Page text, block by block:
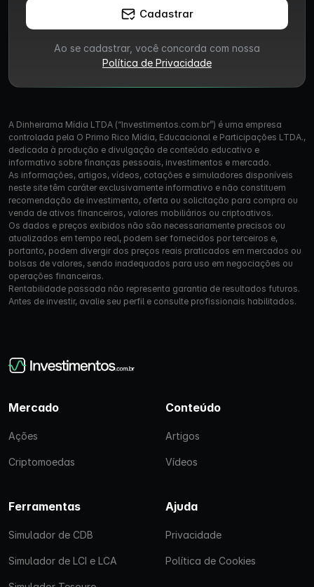
Cadastrar
Ao se cadastrar, você concorda com nossa
Política de Privacidade
A Dinheirama Mídia LTDA (“Investimentos.com.br”) é uma empresa
controlada pela O Primo Rico Mídia, Educacional e Participações LTDA.,
dedicada à produção e divulgação de conteúdo educativo e
informativo sobre finanças pessoais, investimentos e mercado.
As informações, artigos, vídeos, cotações e simuladores disponíveis
neste site têm caráter exclusivamente informativo e não constituem
recomendação de investimento, oferta ou solicitação para compra ou
venda de ativos financeiros, valores mobiliários ou criptoativos.
Os dados e preços exibidos não são necessariamente precisos ou
atualizados em tempo real, podem ser fornecidos por terceiros e,
portanto, podem divergir dos preços reais praticados em mercados ou
bolsas de valores, sendo inadequados para uso em negociações ou
operações financeiras.
Rentabilidade passada não representa garantia de resultados futuros.
Antes de investir, avalie seu perfil e consulte profissionais habilitados.
Mercado
Ações
Criptomoedas
Conteúdo
Artigos
Vídeos
Ferramentas
Simulador de CDB
Simulador de LCI e LCA
Ajuda
Privacidade
Política de Cookies